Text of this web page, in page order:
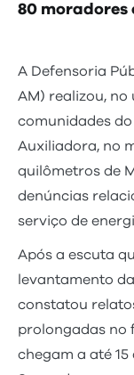
80 moradores
A Defensoria
AM) realizou, no
comunidades
Auxiliadora, no
quilômetros de
denúncias
serviço de
Após a escuta
levantamento
constatou
prolongadas no
chegam a até